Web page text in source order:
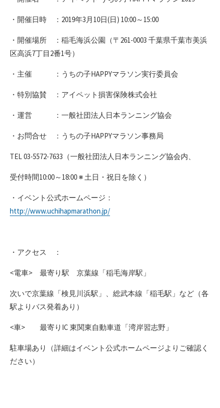
・開催日時 ：2019年3月10日(日) 10:00～15:00
・開催場所 ：稲毛海浜公園（〒261-0003 千葉県千葉市美浜
区高浜7丁目2番1号）
・主催 ：うちの子HAPPYマラソン実行委員会
・特別協賛 ：アイペット損害保険株式会社
・運営 ：一般社団法人日本ランニング協会
・お問合せ ：うちの子HAPPYマラソン事務局
TEL 03-5572-7633（一般社団法人日本ランニング協会内、
受付時間10:00～18:00 ※ 土日・祝日を除く）
・イベント公式ホームページ：
http://www.uchihapmarathon.jp/
・アクセス ：
<電車> 最寄り駅 京葉線「稲毛海岸駅」
次いで京葉線「検見川浜駅」、総武本線「稲毛駅」など（各
駅よりバス発着あり）
<車> 最寄りIC 東関東自動車道「湾岸習志野」
駐車場あり（詳細はイベント公式ホームページよりご確認く
ださい）